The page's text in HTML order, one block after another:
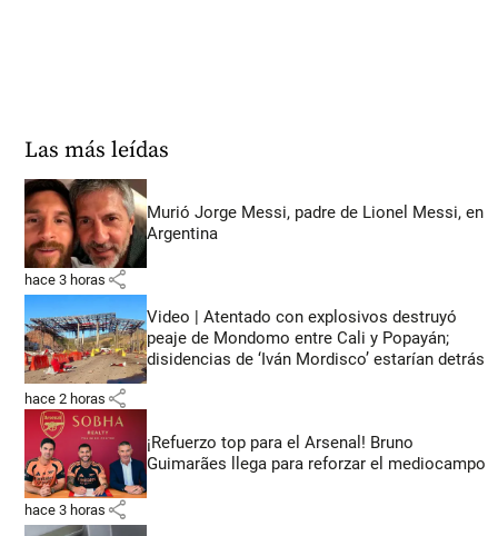
Las más leídas
Murió Jorge Messi, padre de Lionel Messi, en
Argentina
hace 3 horas share
Video | Atentado con explosivos destruyó
peaje de Mondomo entre Cali y Popayán;
disidencias de ‘Iván Mordisco’ estarían detrás
hace 2 horas share
¡Refuerzo top para el Arsenal! Bruno
Guimarães llega para reforzar el mediocampo
hace 3 horas share